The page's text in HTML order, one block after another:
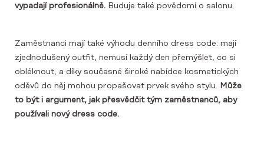
vypadají profesionálně. Buduje také povědomí o salonu.
Zaměstnanci mají také výhodu denního dress code: mají
zjednodušený outfit, nemusí každý den přemýšlet, co si
obléknout, a díky současné široké nabídce kosmetických
oděvů do něj mohou propašovat prvek svého stylu. Může
to být i argument, jak přesvědčit tým zaměstnanců, aby
používali nový dress code.